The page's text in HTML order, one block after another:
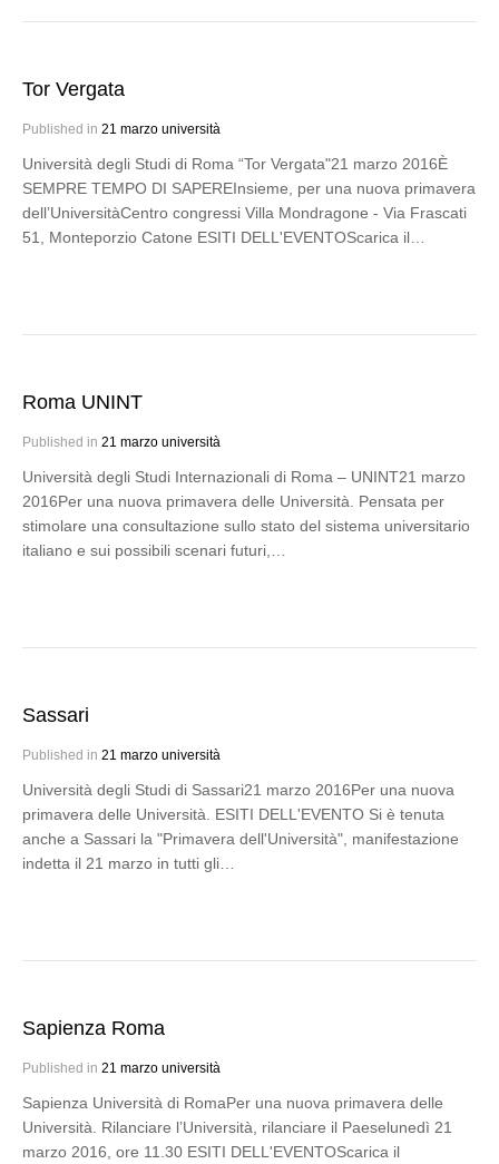
Tor Vergata
Published in 21 marzo università
Università degli Studi di Roma “Tor Vergata"21 marzo 2016È
SEMPRE TEMPO DI SAPEREInsieme, per una nuova primavera
dell’UniversitàCentro congressi Villa Mondragone - Via Frascati
51, Monteporzio Catone ESITI DELL'EVENTOScarica il…
Roma UNINT
Published in 21 marzo università
Università degli Studi Internazionali di Roma – UNINT21 marzo
2016Per una nuova primavera delle Università. Pensata per
stimolare una consultazione sullo stato del sistema universitario
italiano e sui possibili scenari futuri,…
Sassari
Published in 21 marzo università
Università degli Studi di Sassari21 marzo 2016Per una nuova
primavera delle Università. ESITI DELL'EVENTO Si è tenuta
anche a Sassari la "Primavera dell'Università", manifestazione
indetta il 21 marzo in tutti gli…
Sapienza Roma
Published in 21 marzo università
Sapienza Università di RomaPer una nuova primavera delle
Università. Rilanciare l’Università, rilanciare il Paeselunedì 21
marzo 2016, ore 11.30 ESITI DELL'EVENTOScarica il